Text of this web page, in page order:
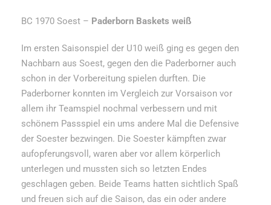
BC 1970 Soest – Paderborn Baskets weiß
Im ersten Saisonspiel der U10 weiß ging es gegen den
Nachbarn aus Soest, gegen den die Paderborner auch
schon in der Vorbereitung spielen durften. Die
Paderborner konnten im Vergleich zur Vorsaison vor
allem ihr Teamspiel nochmal verbessern und mit
schönem Passspiel ein ums andere Mal die Defensive
der Soester bezwingen. Die Soester kämpften zwar
aufopferungsvoll, waren aber vor allem körperlich
unterlegen und mussten sich so letzten Endes
geschlagen geben. Beide Teams hatten sichtlich Spaß
und freuen sich auf die Saison, das ein oder andere